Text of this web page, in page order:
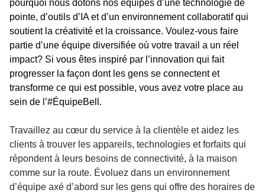
pourquoi nous dotons nos équipes d’une technologie de
pointe, d’outils d’IA et d’un environnement collaboratif qui
soutient la créativité et la croissance. Voulez-vous faire
partie d’une équipe diversifiée où votre travail a un réel
impact? Si vous êtes inspiré par l’innovation qui fait
progresser la façon dont les gens se connectent et
transforme ce qui est possible, vous avez votre place au
sein de l’#ÉquipeBell.
Travaillez au cœur du service à la clientèle et aidez les
clients à trouver les appareils, technologies et forfaits qui
répondent à leurs besoins de connectivité, à la maison
comme sur la route. Évoluez dans un environnement
d’équipe axé d’abord sur les gens qui offre des horaires de